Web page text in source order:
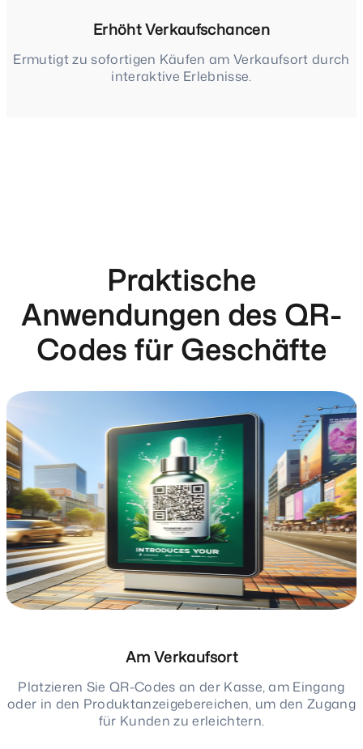
Erhöht Verkaufschancen
Ermutigt zu sofortigen Käufen am Verkaufsort durch
interaktive Erlebnisse.
Praktische
Anwendungen des QR-
Codes für Geschäfte
Am Verkaufsort
Platzieren Sie QR-Codes an der Kasse, am Eingang
oder in den Produktanzeigebereichen, um den Zugang
für Kunden zu erleichtern.